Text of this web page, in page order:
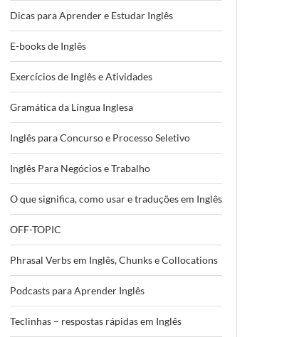
Dicas para Aprender e Estudar Inglês
E-books de Inglês
Exercícios de Inglês e Atividades
Gramática da Língua Inglesa
Inglês para Concurso e Processo Seletivo
Inglês Para Negócios e Trabalho
O que significa, como usar e traduções em Inglês
OFF-TOPIC
Phrasal Verbs em Inglês, Chunks e Collocations
Podcasts para Aprender Inglês
Teclinhas – respostas rápidas em Inglês